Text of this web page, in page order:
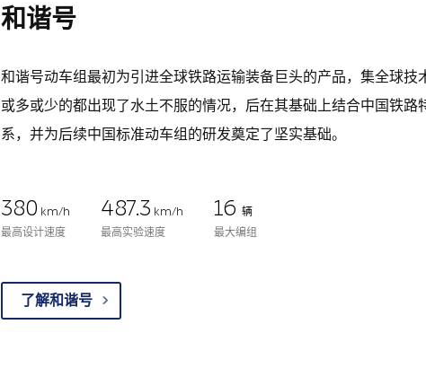
和谐号
和谐号动车组最初为引进全球铁路运输装备巨头的产品，集全球
或多或少的都出现了水土不服的情况，后在其基础上结合中国铁
系，并为后续中国标准动车组的研发奠定了坚实基础。
380 km/h
最高设计速度
487.3 km/h
最高实验速度
16辆
最大编组
了解和谐号